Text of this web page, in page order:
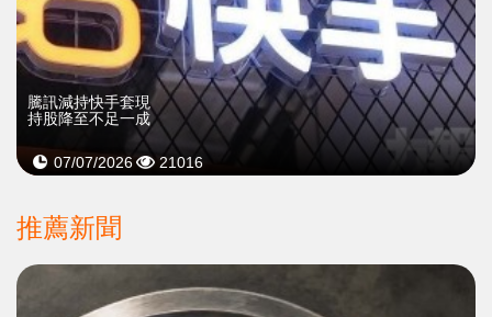
騰訊減持快手套現
持股降至不足一成
07/07/2026 21016
推薦新聞